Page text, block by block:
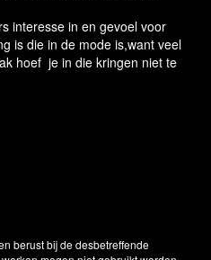
interesse in en gevoel voor
is die in de mode is,want veel
hoef je in die kringen niet te
berust bij de desbetreffende